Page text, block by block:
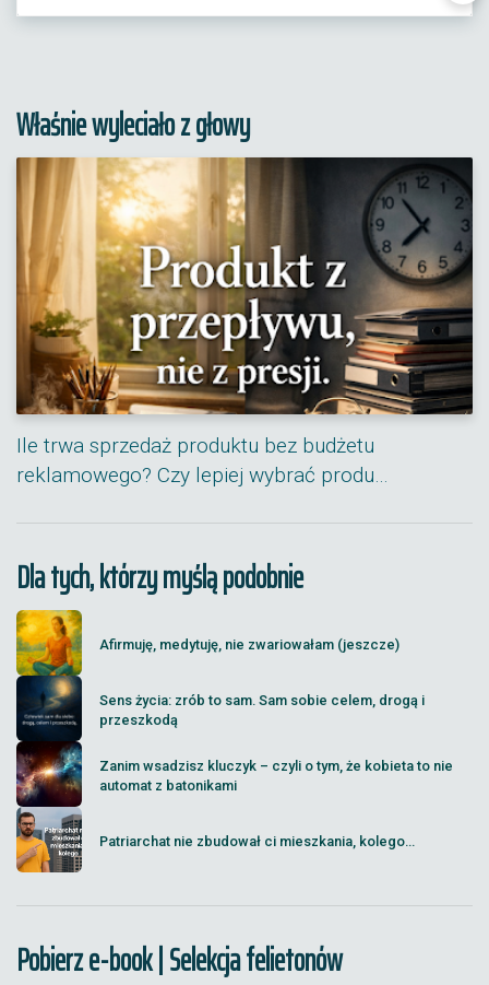
Właśnie wyleciało z głowy
Ile trwa sprzedaż produktu bez budżetu
reklamowego? Czy lepiej wybrać produ…
Dla tych, którzy myślą podobnie
Afirmuję, medytuję, nie zwariowałam (jeszcze)
Sens życia: zrób to sam. Sam sobie celem, drogą i
przeszkodą
Zanim wsadzisz kluczyk – czyli o tym, że kobieta to nie
automat z batonikami
Patriarchat nie zbudował ci mieszkania, kolego...
Pobierz e-book | Selekcja felietonów